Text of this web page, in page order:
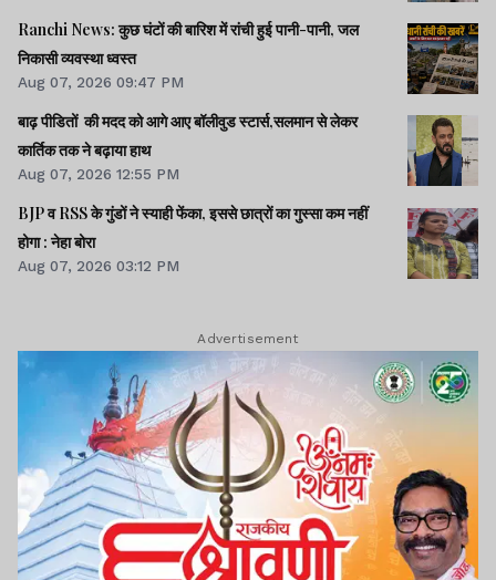
Ranchi News: कुछ घंटों की बारिश में रांची हुई पानी-पानी, जल
निकासी व्यवस्था ध्वस्त
Aug 07, 2026 09:47 PM
बाढ़ पीडितों की मदद को आगे आए बॉलीवुड स्टार्स,सलमान से लेकर
कार्तिक तक ने बढ़ाया हाथ
Aug 07, 2026 12:55 PM
BJP व RSS के गुंडों ने स्याही फेंका, इससे छात्रों का गुस्सा कम नहीं
होगा : नेहा बोरा
Aug 07, 2026 03:12 PM
Advertisement